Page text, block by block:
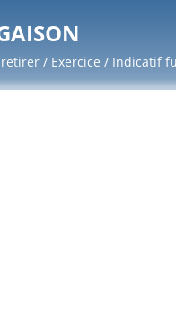
/ Exercice / Indicatif